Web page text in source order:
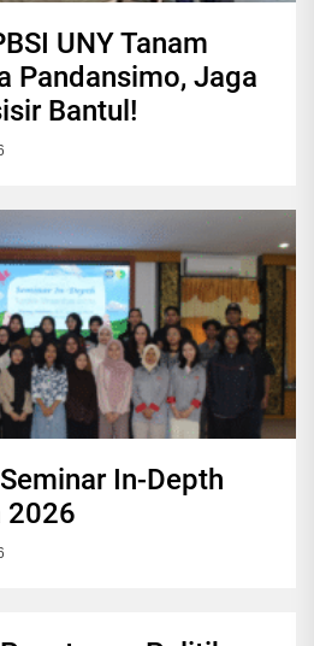
UNY Tanam
Pandansimo, Jaga
Bantul!
In-Depth
2026